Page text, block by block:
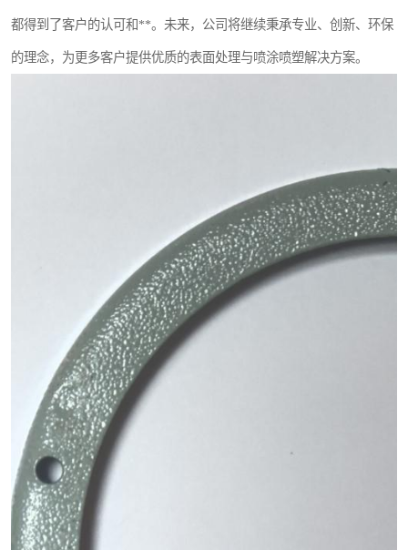
都得到了客户的认可和**。未来，公司将继续秉承专业、创新、环保
的理念，为更多客户提供优质的表面处理与喷涂喷塑解决方案。